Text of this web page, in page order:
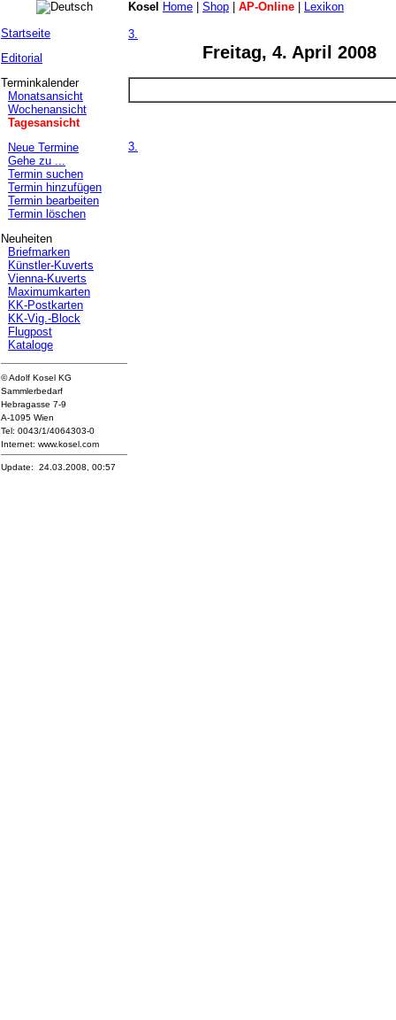
Kosel Home Shop AP-Online
Lexikon
Startseite
Editorial
Terminkalender
Monatsansicht
Wochenansicht
Tagesansicht
Neue Termine
Gehe zu ...
Termin suchen
Termin hinzufügen
Termin bearbeiten
Termin löschen
Neuheiten
Briefmarken
Künstler-Kuverts
Vienna-Kuverts
Maximumkarten
KK-Postkarten
KK-Vig.-Block
Flugpost
Kataloge
© Adolf Kosel KG
Sammlerbedarf
Hebragasse 7-9
A-1095 Wien
Tel: 0043/1/4064303-0
Internet: www.kosel.com
Update: 24.03.2008, 00:57
3.
Freitag, 4. April 2008
3.